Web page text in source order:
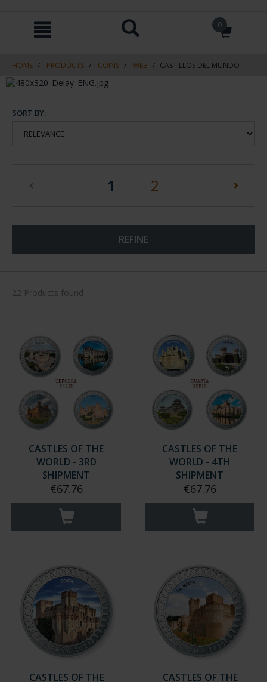
navigation
0
HOME PRODUCTS COINS WEB CASTILLOS DEL MUNDO
SORT BY:
1 (current)
2
REFINE
22 Products found
CASTLES OF THE
WORLD - 3RD
SHIPMENT
€67.76
CASTLES OF THE
WORLD - 4TH
SHIPMENT
€67.76
CASTLES OF THE
CASTLES OF THE